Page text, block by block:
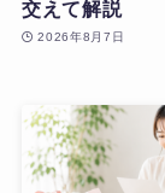
交えて解説
2026年8月7日